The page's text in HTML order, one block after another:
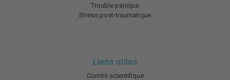
Trouble panique
Stress post-traumatique
Liens utiles
Comité scientifique